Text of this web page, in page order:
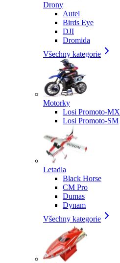
Drony
Autel
Birds Eye
DJI
Dromida
Všechny kategorie
Motorky
Losi Promoto-MX
Losi Promoto-SM
Letadla
Black Horse
CM Pro
Dumas
Dynam
Všechny kategorie